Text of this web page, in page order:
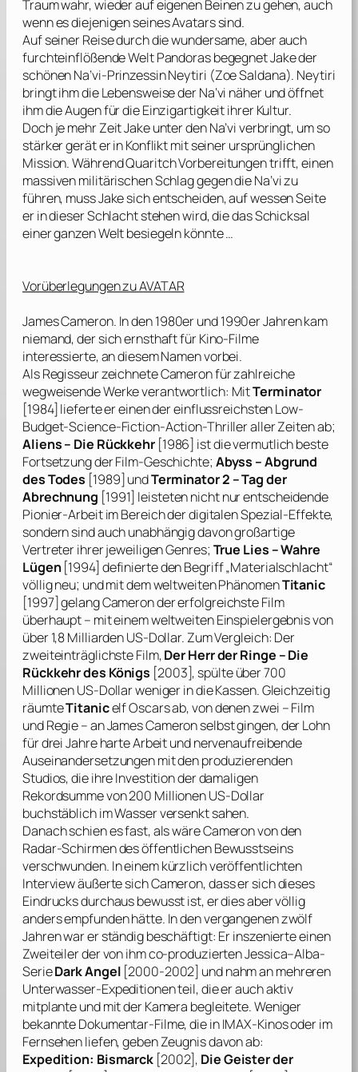
Traum wahr, wieder auf eigenen Beinen zu gehen, auch
wenn es diejenigen seines Avatars sind.
Auf seiner Reise durch die wundersame, aber auch
furchteinflößende Welt Pandoras begegnet Jake der
schönen Na’vi-Prinzessin Neytiri (Zoe Saldana). Neytiri
bringt ihm die Lebensweise der Na’vi näher und öffnet
ihm die Augen für die Einzigartigkeit ihrer Kultur.
Doch je mehr Zeit Jake unter den Na’vi verbringt, um so
stärker gerät er in Konflikt mit seiner ursprünglichen
Mission. Während Quaritch Vorbereitungen trifft, einen
massiven militärischen Schlag gegen die Na’vi zu
führen, muss Jake sich entscheiden, auf wessen Seite
er in dieser Schlacht stehen wird, die das Schicksal
einer ganzen Welt besiegeln könnte …
Vorüberlegungen zu AVATAR
James Cameron. In den 1980er und 1990er Jahren kam
niemand, der sich ernsthaft für Kino-Filme
interessierte, an diesem Namen vorbei.
Als Regisseur zeichneteCameronfür zahlreiche
wegweisende Werke verantwortlich: MitTerminator
[1984] lieferte er einen der einflussreichsten Low-
Budget-Science-Fiction-Action-Thriller aller Zeiten ab;
Aliens – Die Rückkehr[1986] ist die vermutlich beste
Fortsetzung der Film-Geschichte; Abyss – Abgrund
des Todes [1989] undTerminator 2 – Tag der
Abrechnung [1991] leisteten nicht nur entscheidende
Pionier-Arbeit im Bereich der digitalen Spezial-Effekte,
sondern sind auch unabhängig davon großartige
Vertreter ihrer jeweiligen Genres; True Lies – Wahre
Lügen[1994] definierte den Begriff „Materialschlacht“
völlig neu; und mit dem weltweiten PhänomenTitanic
[1997] gelangCameronder erfolgreichste Film
überhaupt – mit einem weltweiten Einspielergebnis von
über 1,8 Milliarden US-Dollar. Zum Vergleich: Der
zweiteinträglichste Film,Der Herr der Ringe – Die
Rückkehr des Königs [2003], spülte über 700
Millionen US-Dollar weniger in die Kassen. Gleichzeitig
räumteTitanicelf Oscars ab, von denen zwei – Film
und Regie – anJames Cameronselbst gingen, der Lohn
für drei Jahre harte Arbeit und nervenaufreibende
Auseinandersetzungen mit den produzierenden
Studios, die ihre Investition der damaligen
Rekordsumme von 200 Millionen US-Dollar
buchstäblich im Wasser versenkt sahen.
Danach schien es fast, als wäreCameronvon den
Radar-Schirmen des öffentlichen Bewusstseins
verschwunden. In einem kürzlich veröffentlichten
Interview äußerte sichCameron, dass er sich dieses
Eindrucks durchaus bewusst ist, er dies aber völlig
anders empfunden hätte. In den vergangenen zwölf
Jahren war er ständig beschäftigt: Er inszenierte einen
Zweiteiler der von ihm co-produziertenJessica–Alba-
SerieDark Angel [2000-2002] und nahm an mehreren
Unterwasser-Expeditionen teil, die er auch aktiv
mitplante und mit der Kamera begleitete. Weniger
bekannte Dokumentar-Filme, die in IMAX-Kinos oder im
Fernsehen liefen, geben Zeugnis davon ab:
Expedition: Bismarck [2002], Die Geister der